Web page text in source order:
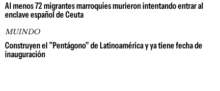
Al menos 72 migrantes marroquíes murieron intentando entrar al
enclave español de Ceuta
MUINDO
Construyen el "Pentágono" de Latinoamérica y ya tiene fecha de
inauguración